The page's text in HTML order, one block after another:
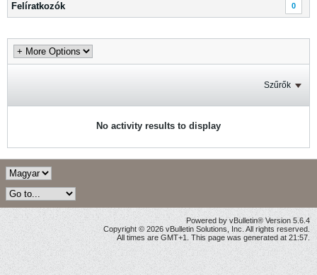
Felíratkozók 0
Szűrők
No activity results to display
Powered by vBulletin® Version 5.6.4
Copyright © 2026 vBulletin Solutions, Inc. All rights reserved.
All times are GMT+1. This page was generated at 21:57.